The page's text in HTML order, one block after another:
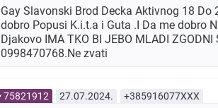
Gay Slavonski Brod Decka Aktivnog 18
dobro Popusi K.i.t.a i Guta .I Da me dobro
Djakovo IMA TKO BI JEBO MLADI
0998470768.Ne zvati
75821912 27.07.2024. +385916077XXX